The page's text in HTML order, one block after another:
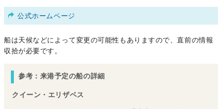
公式ホームページ
船は天候などによって変更の可能性もありますので、直前の情報
収拾が必要です。
参考：来港予定の船の詳細
クイーン・エリザベス